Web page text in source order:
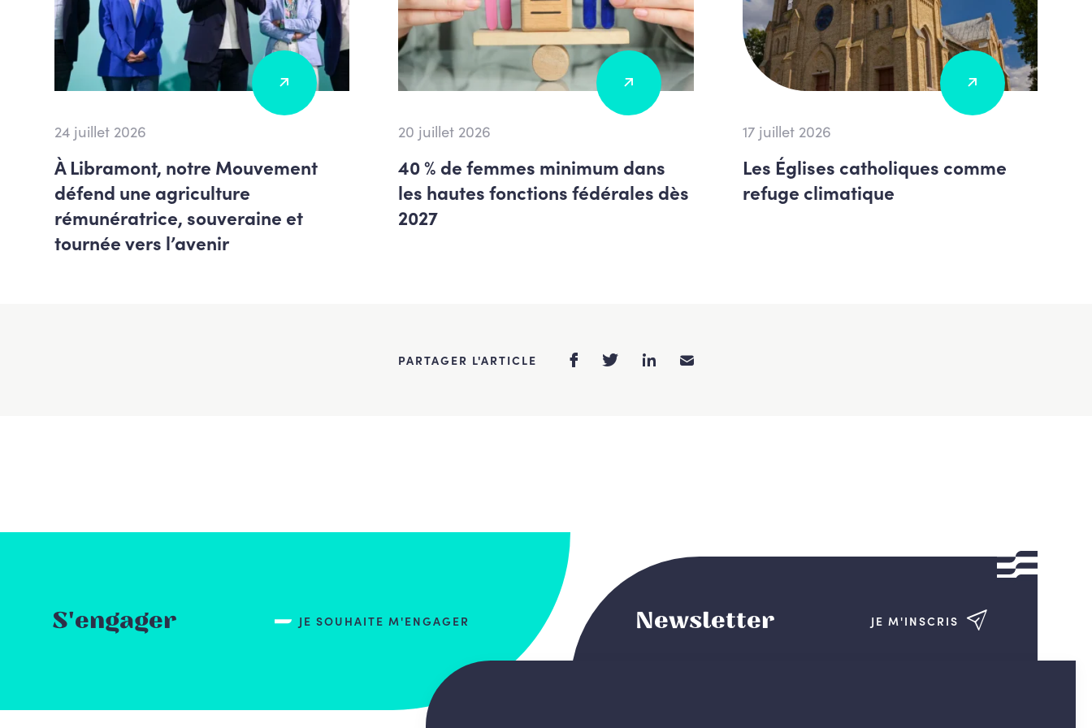
24 juillet 2026
À Libramont, notre Mouvement
défend une agriculture
rémunératrice, souveraine et
tournée vers l’avenir
20 juillet 2026
40 % de femmes minimum dans
les hautes fonctions fédérales dès
2027
17 juillet 2026
Les Églises catholiques comme
refuge climatique
PARTAGER L'ARTICLE
S'engager JE SOUHAITE M'ENGAGER Newsletter JE M'INSCRIS